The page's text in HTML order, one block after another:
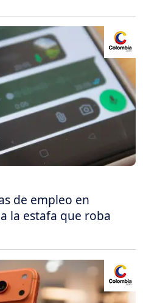
de empleo en
la estafa que roba